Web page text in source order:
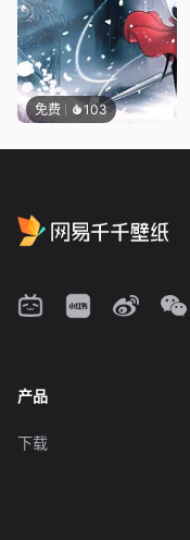
免费 103
产品
下载